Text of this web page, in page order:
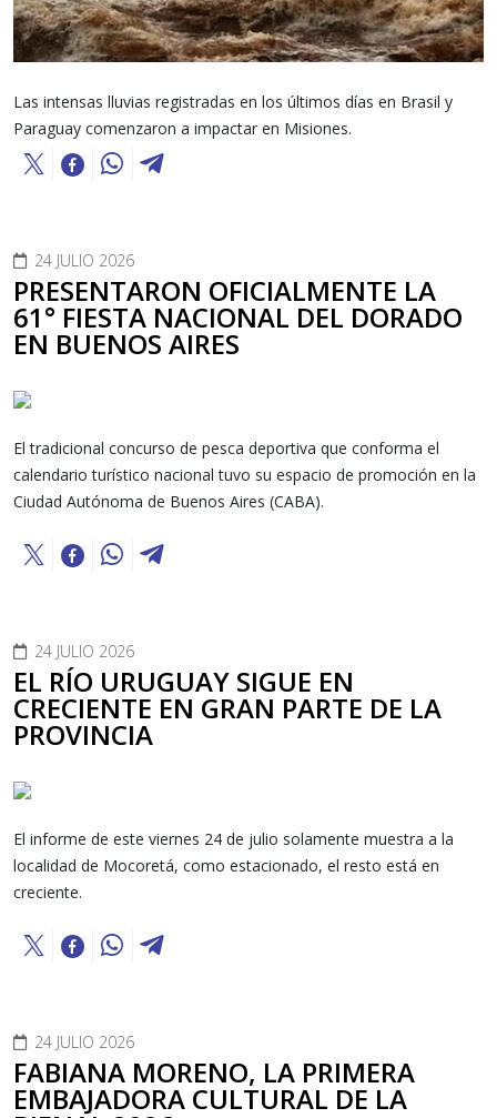
Las intensas lluvias registradas en los últimos días en Brasil y
Paraguay comenzaron a impactar en Misiones.
24 JULIO 2026
PRESENTARON OFICIALMENTE LA
61° FIESTA NACIONAL DEL DORADO
EN BUENOS AIRES
El tradicional concurso de pesca deportiva que conforma el
calendario turístico nacional tuvo su espacio de promoción en la
Ciudad Autónoma de Buenos Aires (CABA).
24 JULIO 2026
EL RÍO URUGUAY SIGUE EN
CRECIENTE EN GRAN PARTE DE LA
PROVINCIA
El informe de este viernes 24 de julio solamente muestra a la
localidad de Mocoretá, como estacionado, el resto está en
creciente.
24 JULIO 2026
FABIANA MORENO, LA PRIMERA
EMBAJADORA CULTURAL DE LA